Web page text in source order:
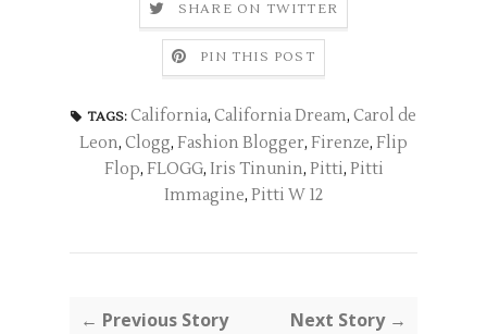
SHARE ON TWITTER
PIN THIS POST
TAGS: California, California Dream, Carol de
Leon, Clogg, Fashion Blogger, Firenze, Flip
Flop, FLOGG, Iris Tinunin, Pitti, Pitti
Immagine, Pitti W 12
← Previous Story Next Story →